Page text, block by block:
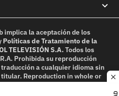
implica la aceptación de los
Políticas de Tratamiento de la
TELEVISIÓN S.A.Todos los
Prohibida su reproducción
a cualquier idioma sin
Reproduction in whole or
written permission is